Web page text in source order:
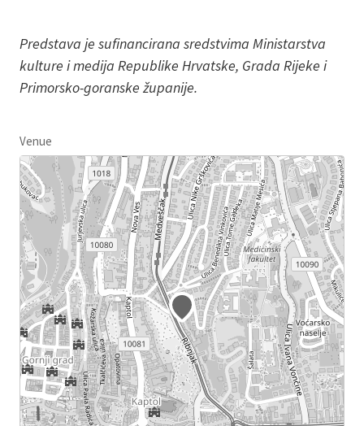
Predstava je sufinancirana sredstvima Ministarstva
kulture i medija Republike Hrvatske, Grada Rijeke i
Primorsko-goranske županije.
Venue